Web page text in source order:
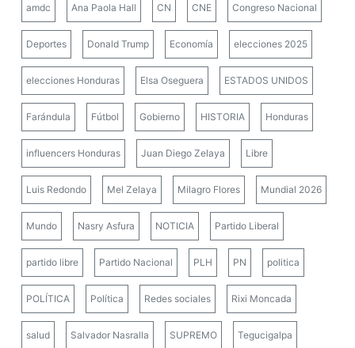
amdc Ana Paola Hall CN CNE Congreso Nacional
Deportes Donald Trump Economía elecciones 2025
elecciones Honduras Elsa Oseguera ESTADOS UNIDOS
Farándula Fútbol Gobierno HISTORIA Honduras
influencers Honduras Juan Diego Zelaya Libre
Luis Redondo Mel Zelaya Milagro Flores Mundial 2026
Mundo Nasry Asfura NOTICIA Partido Liberal
partido libre Partido Nacional PLH PN politica
POLÍTICA Política Redes sociales Rixi Moncada
salud Salvador Nasralla SUPREMO Tegucigalpa